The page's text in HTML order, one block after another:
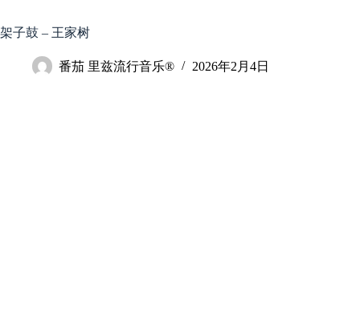
至
内
架子鼓 – 王家树
番茄 里兹流行音乐® 2026年2月4日